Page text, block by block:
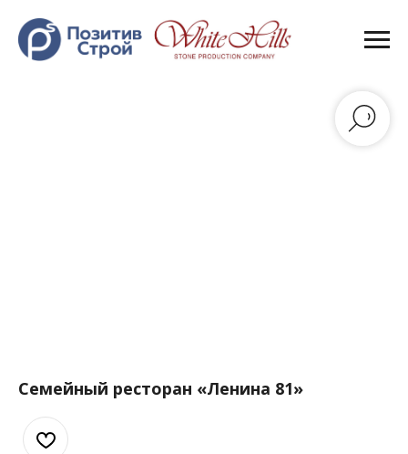
Семейный ресторан «Ленина 81»